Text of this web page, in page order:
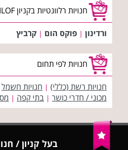
חנויות רלוונטיות בקניון BIG FASHION DANILOF טבריה
ורדינון | פוקס הום | קרביץ
חנויות לפי תחום
חנויות רשת (כללי) | חנויות חשמל
מכוני / חדרי כושר | בתי קפה |
בעל קניון /